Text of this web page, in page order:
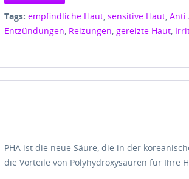
Tags: empfindliche Haut,sensitive Haut,Anti
Entzündungen, Reizungen,gereizte Haut,
PHA ist die neue Säure, die in der
die Vorteile von Polyhydroxysäuren für Ihre